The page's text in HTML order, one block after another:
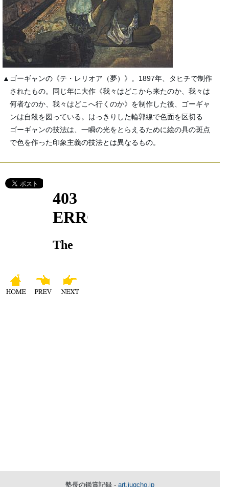
▲ゴーギャンの《テ・レリオア（夢）》。1897年、タヒチで制作
されたもの。同じ年に大作《我々はどこから来たのか、我々は
何者なのか、我々はどこへ行くのか》を制作した後、ゴーギャ
ンは自殺を図っている。はっきりした輪郭線で色面を区切る
ゴーギャンの技法は、一瞬の光をとらえるために絵の具の斑点
で色を作った印象主義の技法とは異なるもの。
塾長の鑑賞記録 -art.juqcho.jp